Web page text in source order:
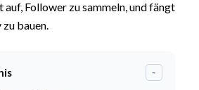
auf, Follower zu sammeln, und fängt
bauen.
-